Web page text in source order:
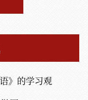
》的学习观